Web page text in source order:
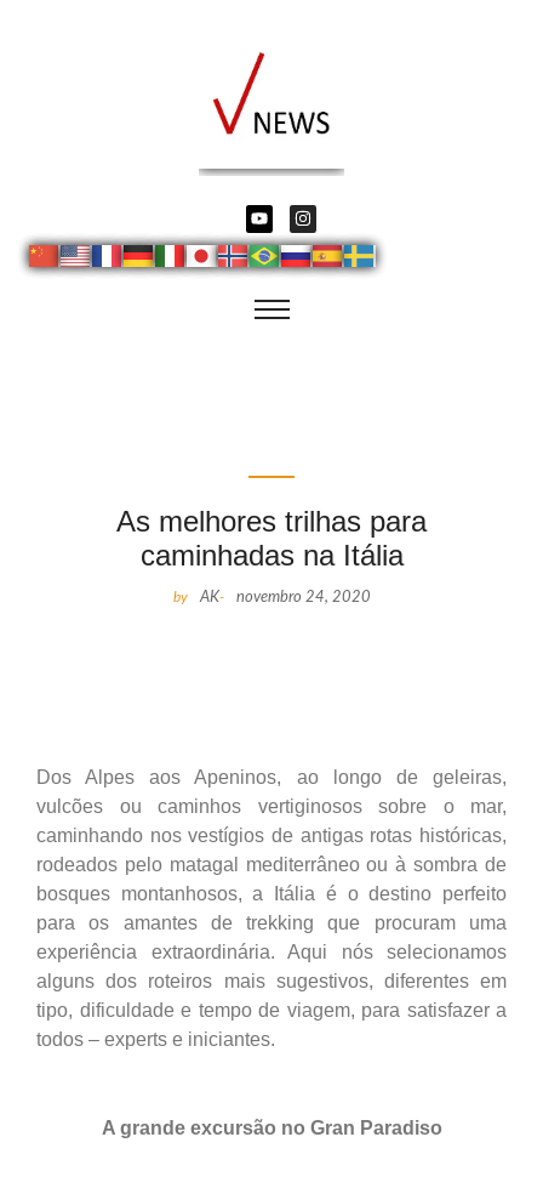
As melhores trilhas para
caminhadas na Itália
by AK- novembro 24, 2020
Dos Alpes aos Apeninos, ao longo de geleiras,
vulcões ou caminhos vertiginosos sobre o mar,
caminhando nos vestígios de antigas rotas históricas,
rodeados pelo matagal mediterrâneo ou à sombra de
bosques montanhosos, a Itália é o destino perfeito
para os amantes de trekking que procuram uma
experiência extraordinária. Aqui nós selecionamos
alguns dos roteiros mais sugestivos, diferentes em
tipo, dificuldade e tempo de viagem, para satisfazer a
todos – experts e iniciantes.
A grande excursão no Gran Paradiso